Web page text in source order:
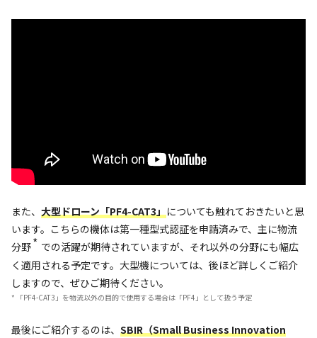
また、 大型ドローン「PF4-CAT3」 についても触れておきたいと思
います。こちらの機体は第一種型式認証を申請済みで、主に物流
分野* での活躍が期待されていますが、それ以外の分野にも幅広
く適用される予定です。大型機については、後ほど詳しくご紹介
しますので、ぜひご期待ください。
* 「PF4-CAT3」を物流以外の目的で使用する場合は「PF4」として扱う予定
最後にご紹介するのは、 SBIR（Small Business Innovation